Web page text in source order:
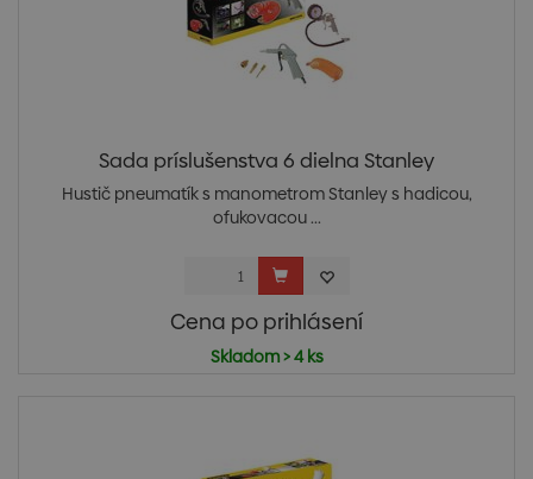
Sada príslušenstva 6 dielna Stanley
Hustič pneumatík s manometrom Stanley s hadicou,
ofukovacou ...
Cena po prihlásení
Skladom > 4 ks